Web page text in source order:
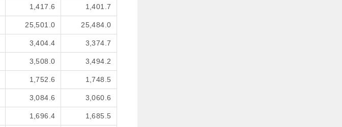
1,417.6 1,401.7
25,501.0 25,484.0
3,404.4 3,374.7
3,508.0 3,494.2
1,752.6 1,748.5
3,084.6 3,060.6
1,696.4 1,685.5